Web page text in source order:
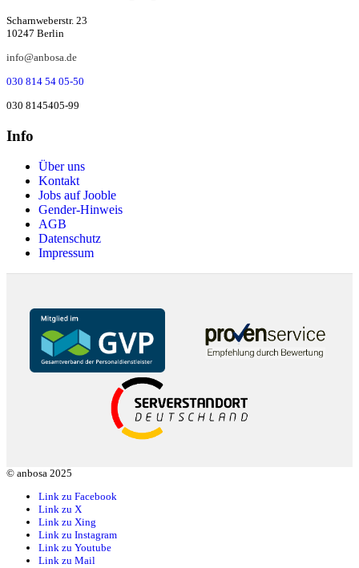
Scharnweberstr. 23
10247 Berlin
info@anbosa.de
030 814 54 05-50
030 8145405-99
Info
Über uns
Kontakt
Jobs auf Jooble
Gender-Hinweis
AGB
Datenschutz
Impressum
© anbosa 2025
Link zu Facebook
Link zu X
Link zu Xing
Link zu Instagram
Link zu Youtube
Link zu Mail